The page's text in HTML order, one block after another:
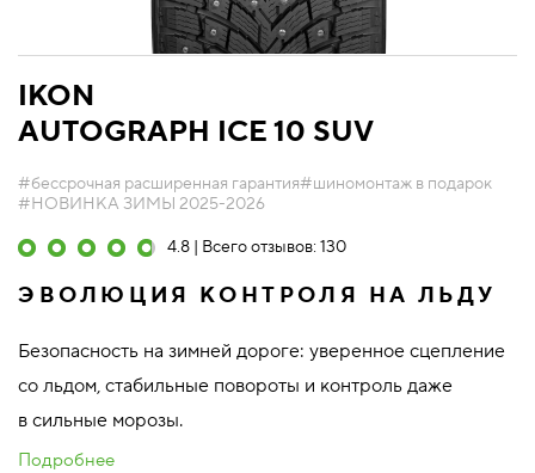
IKON
AUTOGRAPH ICE 10 SUV
#бессрочная расширенная гарантия#шиномонтаж в подарок
#НОВИНКА ЗИМЫ 2025-2026
4.8 | Всего отзывов: 130
ЭВОЛЮЦИЯ КОНТРОЛЯ НА ЛЬДУ
Безопасность на зимней дороге: уверенное сцепление
со льдом, стабильные повороты и контроль даже
в сильные морозы.
Подробнее